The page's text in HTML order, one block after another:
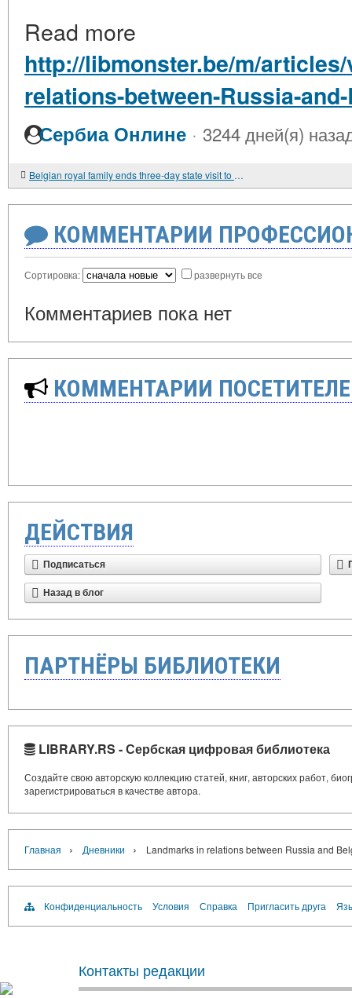
Read more
http://libmonster.be/m/
relations-between-Russia-
Сербиа Онлине · 3244 дней(я)
Belgian royal family ends three-day state visit to Russia
КОММЕНТАРИИ
Сортировка: развернуть все
Комментариев пока нет
КОММЕНТАРИИ
ДЕЙСТВИЯ
Подписаться
Назад в блог
ПАРТНЁРЫ БИБЛИОТЕКИ
LIBRARY.RS - Сербская цифровая библиотека
Создайте свою авторскую коллекцию статей, книг, авторских работ,
зарегистрироваться в качестве автора.
Главная › Дневники › Landmarks in relations between Russia and
Конфиденциальность Условия Справка Пригласить друга
Контакты редакции